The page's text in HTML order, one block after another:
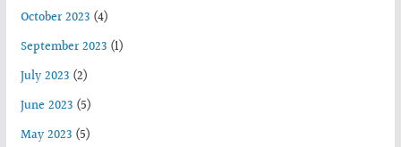
October 2023(4)
September 2023(1)
July 2023(2)
June 2023(5)
May 2023(5)